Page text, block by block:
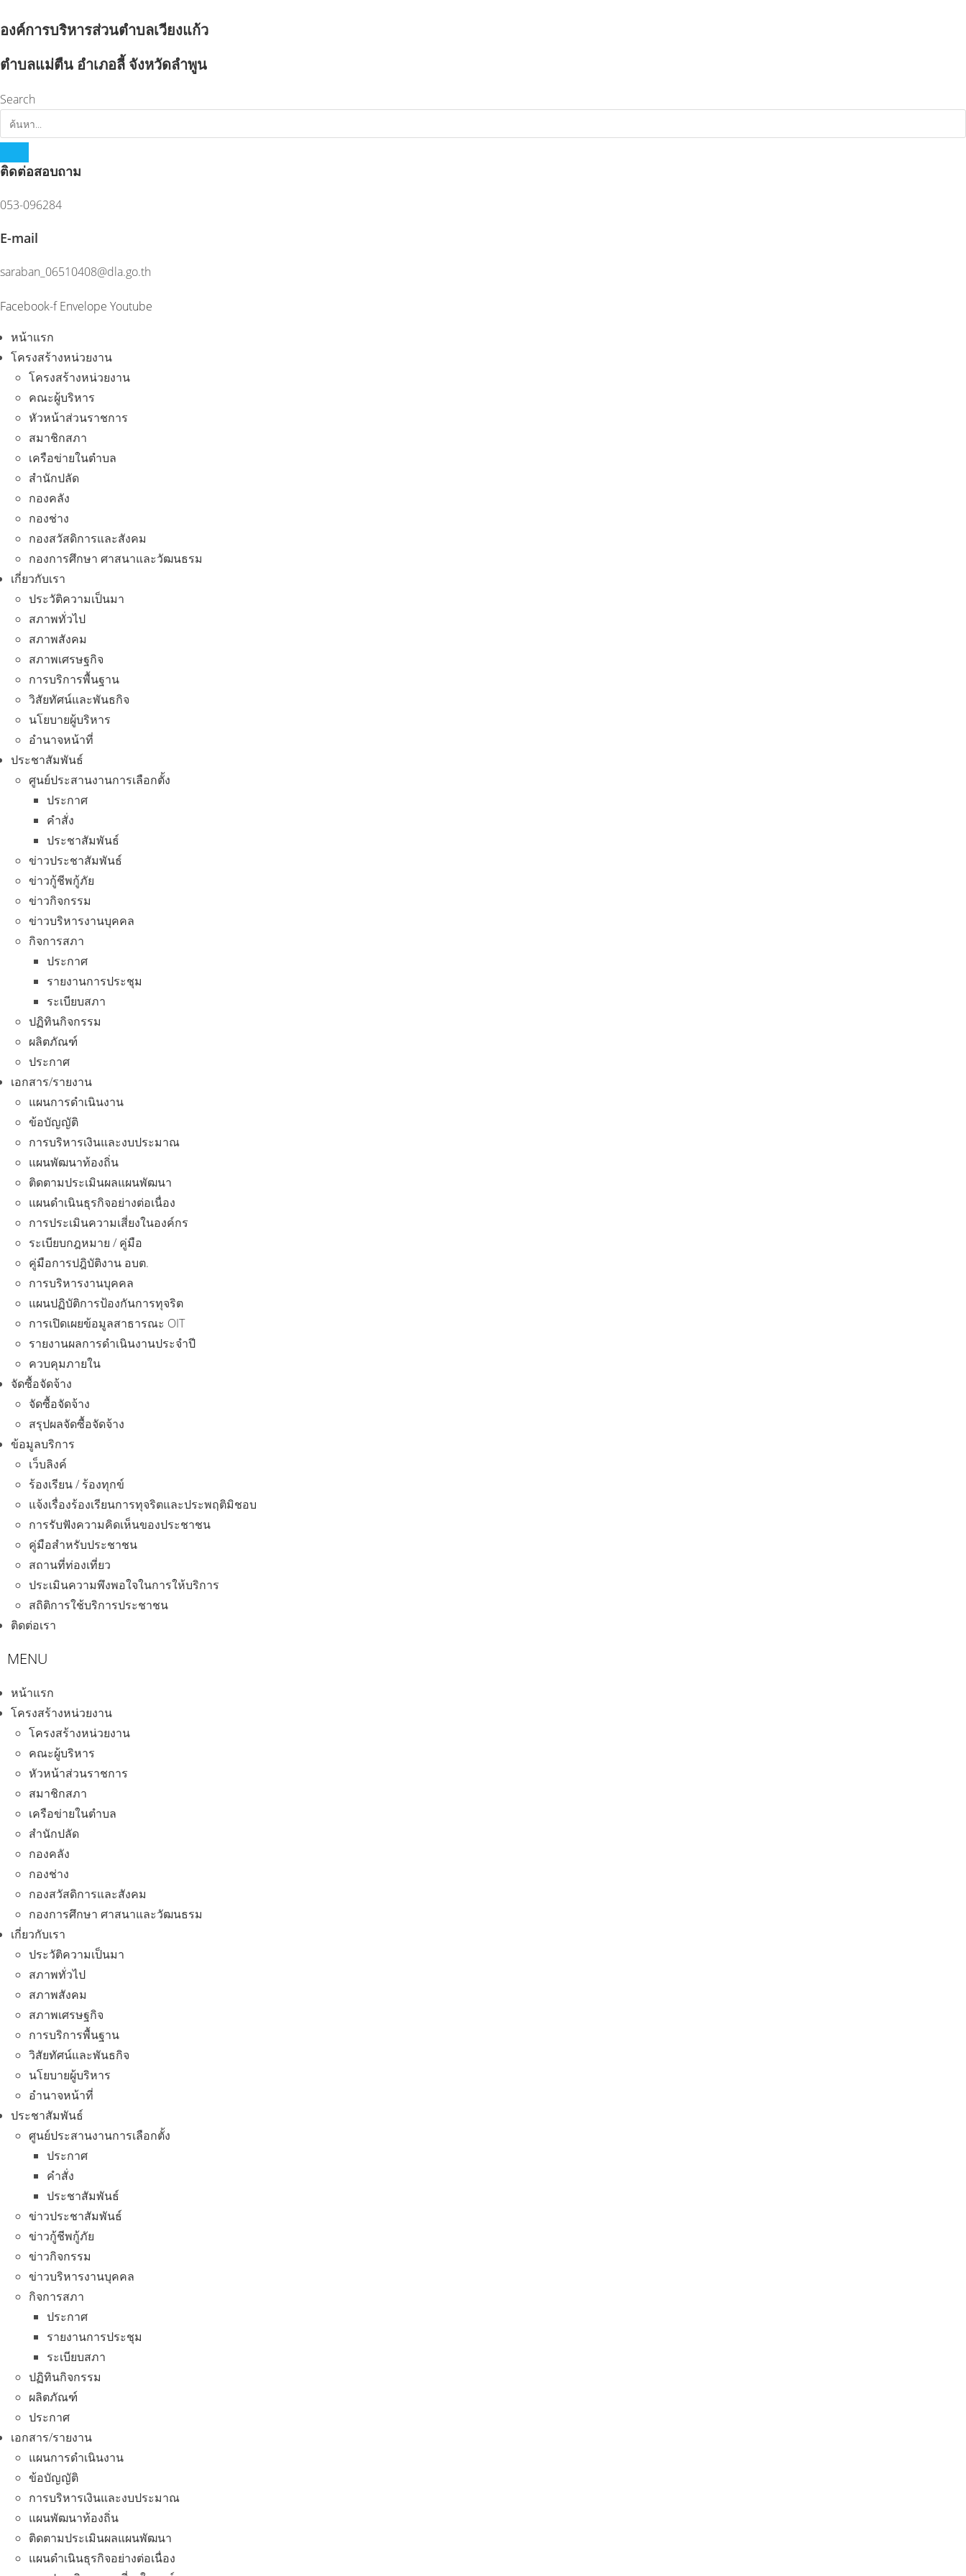
to
องค์การบริหารส่วนตำบลเวียงแก้ว
ตำบลแม่ตืน อำเภอลี้ จังหวัดลำพูน
Search
ติดต่อสอบถาม
053-096284
E-mail
saraban_06510408@dla.go.th
Facebook-f Envelope Youtube
หน้าแรก
โครงสร้างหน่วยงาน
โครงสร้างหน่วยงาน
คณะผู้บริหาร
หัวหน้าส่วนราชการ
สมาชิกสภา
เครือข่ายในตำบล
สำนักปลัด
กองคลัง
กองช่าง
กองสวัสดิการและสังคม
กองการศึกษา ศาสนาและวัฒนธรม
เกี่ยวกับเรา
ประวัติความเป็นมา
สภาพทั่วไป
สภาพสังคม
สภาพเศรษฐกิจ
การบริการพื้นฐาน
วิสัยทัศน์และพันธกิจ
นโยบายผู้บริหาร
อํานาจหน้าที่
ประชาสัมพันธ์
ศูนย์ประสานงานการเลือกตั้ง
ประกาศ
คำสั่ง
ประชาสัมพันธ์
ข่าวประชาสัมพันธ์
ข่าวกู้ชีพกู้ภัย
ข่าวกิจกรรม
ข่าวบริหารงานบุคคล
กิจการสภา
ประกาศ
รายงานการประชุม
ระเบียบสภา
ปฏิทินกิจกรรม
ผลิตภัณฑ์
ประกาศ
เอกสาร/รายงาน
แผนการดำเนินงาน
ข้อบัญญัติ
การบริหารเงินและงบประมาณ
แผนพัฒนาท้องถิ่น
ติดตามประเมินผลแผนพัฒนา
แผนดำเนินธุรกิจอย่างต่อเนื่อง
การประเมินความเสี่ยงในองค์กร
ระเบียบกฎหมาย / คู่มือ
คู่มือการปฎิบัติงาน อบต.
การบริหารงานบุคคล
แผนปฏิบัติการป้องกันการทุจริต
การเปิดเผยข้อมูลสาธารณะ OIT
รายงานผลการดำเนินงานประจำปี
ควบคุมภายใน
จัดซื้อจัดจ้าง
จัดซื้อจัดจ้าง
สรุปผลจัดซื้อจัดจ้าง
ข้อมูลบริการ
เว็บลิงค์
ร้องเรียน / ร้องทุกข์
แจ้งเรื่องร้องเรียนการทุจริตและประพฤติมิชอบ
การรับฟังความคิดเห็นของประชาชน
คู่มือสำหรับประชาชน
สถานที่ท่องเที่ยว
ประเมินความพึงพอใจในการให้บริการ
สถิติการใช้บริการประชาชน
ติดต่อเรา
หน้าแรก
โครงสร้างหน่วยงาน
โครงสร้างหน่วยงาน
คณะผู้บริหาร
หัวหน้าส่วนราชการ
สมาชิกสภา
เครือข่ายในตำบล
สำนักปลัด
กองคลัง
กองช่าง
กองสวัสดิการและสังคม
กองการศึกษา ศาสนาและวัฒนธรม
เกี่ยวกับเรา
ประวัติความเป็นมา
สภาพทั่วไป
สภาพสังคม
สภาพเศรษฐกิจ
การบริการพื้นฐาน
วิสัยทัศน์และพันธกิจ
นโยบายผู้บริหาร
อํานาจหน้าที่
ประชาสัมพันธ์
ศูนย์ประสานงานการเลือกตั้ง
ประกาศ
คำสั่ง
ประชาสัมพันธ์
ข่าวประชาสัมพันธ์
ข่าวกู้ชีพกู้ภัย
ข่าวกิจกรรม
ข่าวบริหารงานบุคคล
กิจการสภา
ประกาศ
รายงานการประชุม
ระเบียบสภา
ปฏิทินกิจกรรม
ผลิตภัณฑ์
ประกาศ
เอกสาร/รายงาน
แผนการดำเนินงาน
ข้อบัญญัติ
การบริหารเงินและงบประมาณ
แผนพัฒนาท้องถิ่น
ติดตามประเมินผลแผนพัฒนา
แผนดำเนินธุรกิจอย่างต่อเนื่อง